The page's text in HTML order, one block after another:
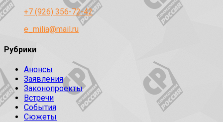
+7 (926) 356-72-42
e_milia@mail.ru
Рубрики
Анонсы
Заявления
Законопроекты
Встречи
События
Сюжеты